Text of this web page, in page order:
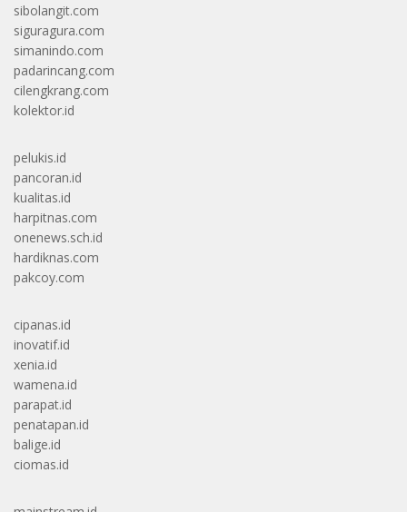
sibolangit.com
siguragura.com
simanindo.com
padarincang.com
cilengkrang.com
kolektor.id
pelukis.id
pancoran.id
kualitas.id
harpitnas.com
onenews.sch.id
hardiknas.com
pakcoy.com
cipanas.id
inovatif.id
xenia.id
wamena.id
parapat.id
penatapan.id
balige.id
ciomas.id